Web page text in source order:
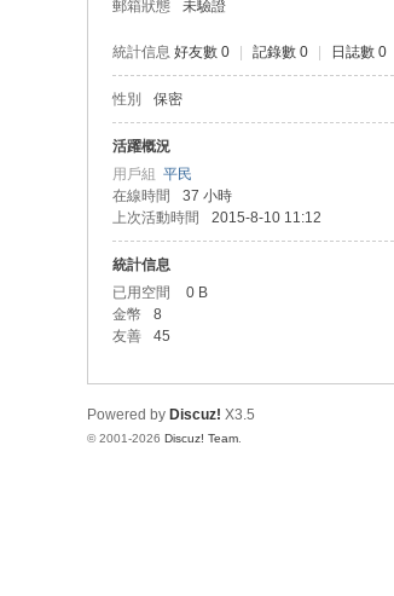
郵箱狀態
未驗證
統計信息 好友數 0 記錄數 0 日誌數 0
性別 保密
活躍概況
用戶組 平民
在線時間
37 小時
上次活動時間
2015-8-10 11:12
統計信息
已用空間
0 B
金幣
8
友善
45
Powered by Discuz! X3.5
© 2001-2026 Discuz! Team